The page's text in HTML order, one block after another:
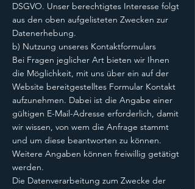
DSGVO. Unser berechtigtes Interesse folgt
aus den oben aufgelisteten Zwecken zur
Datenerhebung.
b) Nutzung unseres Kontaktformulars
Bei Fragen jeglicher Art bieten wir Ihnen
die Möglichkeit, mit uns über ein auf der
Website bereitgestelltes Formular Kontakt
aufzunehmen. Dabei ist die Angabe einer
gültigen E-Mail-Adresse erforderlich, damit
wir wissen, von wem die Anfrage stammt
und um diese beantworten zu können.
Weitere Angaben können freiwillig getätigt
werden.
Die Datenverarbeitung zum Zwecke der